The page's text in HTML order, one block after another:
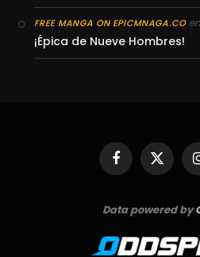
FREE MANGA ON EPICMNAGA.COen
¡Épica de Nueve Hombres!
Facebook
X
(Twitter)
Data powered by